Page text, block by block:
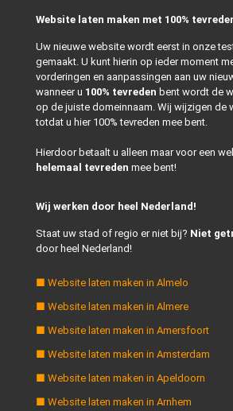
Website laten maken met 100%
Uw nieuwe website wordt eerst in onze
gemaakt. U kunt hierin op ieder moment
vorderingen en aanpassingen aan uw
wanneer u 100% tevreden bent wordt de
op de juiste domeinnaam. Wij wijzigen de
totdat u hier 100% tevreden mee bent.
Hierdoor betaalt u alleen maar voor een
helemaal tevreden mee bent!
Wij werken door heel Nederland!
Staat uw stad of regio er niet bij? Niet
door heel Nederland!
■ Website laten maken in Almelo
■ Website laten maken in Almere
■ Website laten maken in Amersfoort
■ Website laten maken in Amsterdam
■ Website laten maken in Apeldoorn
■ Website laten maken in Arnhem